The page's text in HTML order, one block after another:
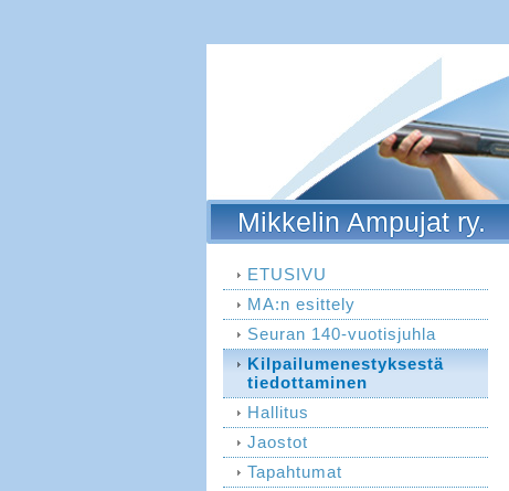
Mikkelin Ampujat ry.
ETUSIVU
MA:n esittely
Seuran 140-vuotisjuhla
Kilpailumenestyksestä
tiedottaminen
Hallitus
Jaostot
Tapahtumat